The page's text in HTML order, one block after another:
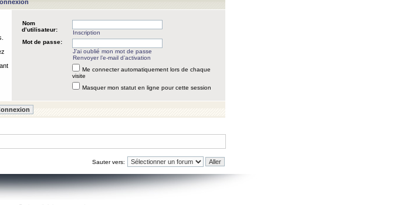
Nom
d’utilisateur:
Inscription
Mot de passe:
J’ai oublié mon mot de passe
Renvoyer l’e-mail d’activation
Me connecter automatiquement lors de chaque
visite
Masquer mon statut en ligne pour cette session
Sauter vers: